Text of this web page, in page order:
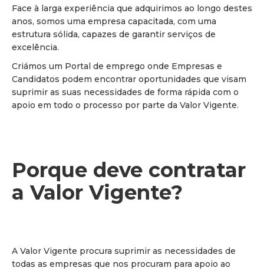
Face à larga experiência que adquirimos ao longo destes
anos, somos uma empresa capacitada, com uma
estrutura sólida, capazes de garantir serviços de
excelência.
Criámos um Portal de emprego onde Empresas e
Candidatos podem encontrar oportunidades que visam
suprimir as suas necessidades de forma rápida com o
apoio em todo o processo por parte da Valor Vigente.
Porque deve contratar
a Valor Vigente?
A Valor Vigente procura suprimir as necessidades de
todas as empresas que nos procuram para apoio ao